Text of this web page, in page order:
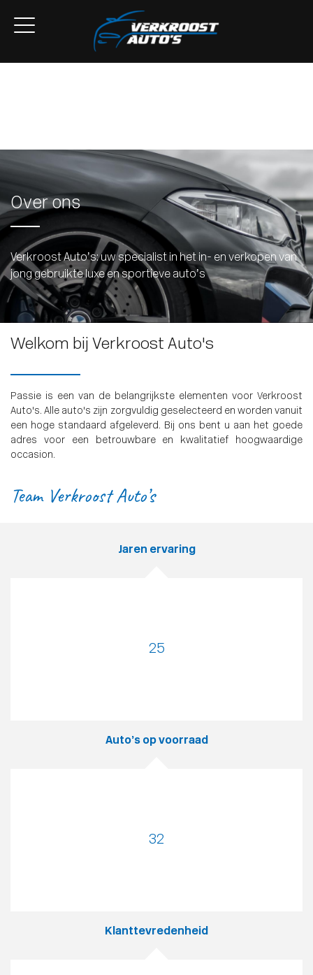
Aanbod
Over ons
Over ons
Verkroost Auto’s: uw specialist in het in- en verkopen van
jong gebruikte luxe en sportieve auto’s
Welkom bij Verkroost Auto's
Passie is een van de belangrijkste elementen voor Verkroost
Auto's. Alle auto's zijn zorgvuldig geselecteerd en worden vanuit
een hoge standaard afgeleverd. Bij ons bent u aan het goede
adres voor een betrouwbare en kwalitatief hoogwaardige
occasion.
Team Verkroost Auto’s
Jaren ervaring
25
Auto’s op voorraad
32
Klanttevredenheid